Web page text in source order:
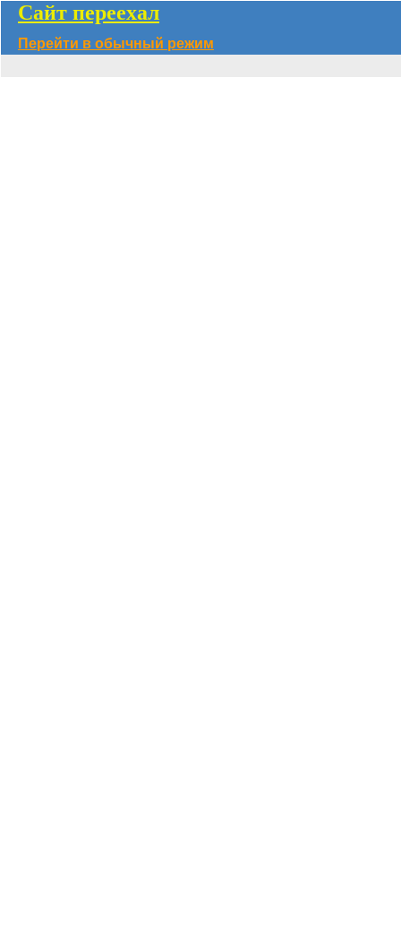
Сайт переехал
Перейти в обычный режим